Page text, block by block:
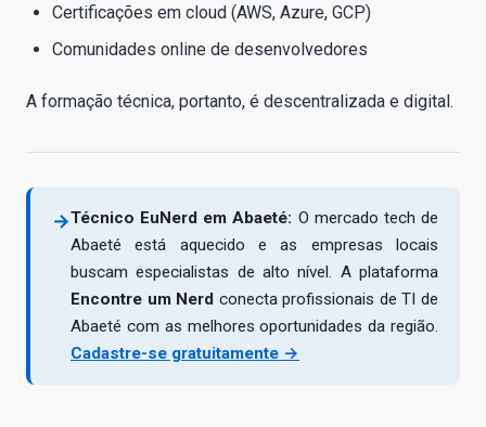
Certificações em cloud (AWS, Azure, GCP)
Comunidades online de desenvolvedores
A formação técnica, portanto, é descentralizada e digital.
→Técnico EuNerd em Abaeté: O mercado tech de
Abaeté está aquecido e as empresas locais
buscam especialistas de alto nível. A plataforma
Encontre um Nerd conecta profissionais de TI de
Abaeté com as melhores oportunidades da região.
Cadastre-se gratuitamente →